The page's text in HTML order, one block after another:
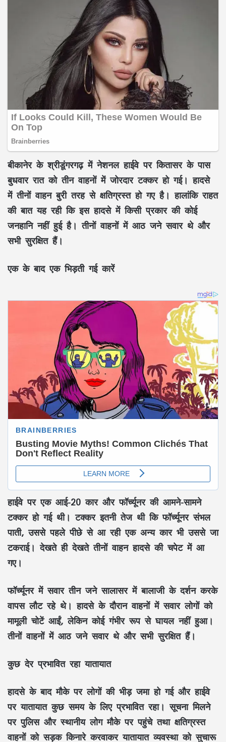
बीकानेर के श्रीडूंगरगढ़ में नेशनल हाईवे पर कि​तासर के पास
बुधवार रात को तीन वाहनों में जोरदार टक्कर हो गई। हादसे
में तीनों वाहन बुरी तरह से क्षतिग्रस्त हो गए है। हालांकि राहत
की बात यह रही कि इस हादसे में किसी प्रकार की कोई
जनहानि नहीं हुई है। तीनों वाहनों में आठ जने सवार थे और
सभी सुरक्षित हैं।
ए​क के बाद एक भिड़ती गई कारें
हाईवे पर एक आई-20 कार और फॉर्च्यूनर की आमने-सामने
टक्कर हो गई थी। टक्कर इतनी तेज थी कि फॉर्च्यूनर संभल
पाती, उससे पहले पीछे से आ रही एक अन्य कार भी उससे जा
टकराई। देखते ही देखते तीनों वाहन हादसे की चपेट में आ
गए।
फॉर्च्यूनर में सवार तीन जने सालासर में बालाजी के दर्शन करके
वापस लौट रहे थे। हादसे के दौरान वाहनों में सवार लोगों को
मामूली चोटें आईं, लेकिन कोई गंभीर रूप से घायल नहीं हुआ।
तीनों वाहनों में आठ जने सवार थे और सभी सुरक्षित हैं।
कुछ देर प्रभावित रहा यातायात
हादसे के बाद मौके पर लोगों की भीड़ जमा हो गई और हाईवे
पर यातायात कुछ समय के लिए प्रभावित रहा। सूचना मिलने
पर पुलिस और स्थानीय लोग मौके पर पहुंचे तथा क्षतिग्रस्त
वाहनों को सड़क किनारे करवाकर यातायात व्यवस्था को सुचारू